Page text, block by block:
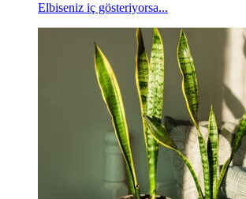
Elbiseniz iç gösteriyorsa...